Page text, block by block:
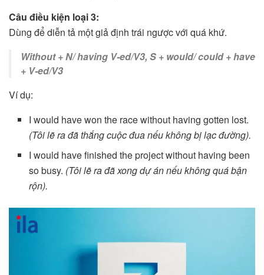
Câu điều kiện loại 3:
Dùng để diễn tả một giả định trái ngược với quá khứ.
Without + N/ having V-ed/V3, S + would/ could + have
+ V-ed/V3
Ví dụ:
I would have won the race without having gotten lost.
(Tôi lẽ ra đã thắng cuộc đua nếu không bị lạc đường).
I would have finished the project without having been
so busy. (Tôi lẽ ra đã xong dự án nếu không quá bận
rộn).